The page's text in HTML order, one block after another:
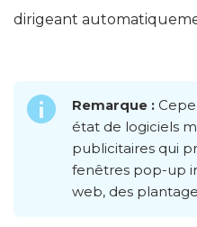
dirigeant
Remarque :
état de logiciels
publicitaires qui
fenêtres pop-up
web, des